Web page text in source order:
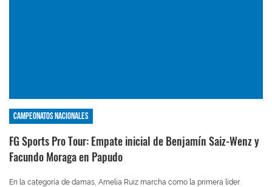
Campeonatos nacionales
FG Sports Pro Tour: Empate inicial de Benjamín Saiz-Wenz y
Facundo Moraga en Papudo
En la categoría de damas, Amelia Ruiz marcha como la primera líder.